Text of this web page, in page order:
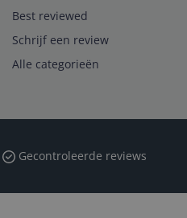
Best reviewed
Schrijf een review
Alle categorieën
Gecontroleerde reviews